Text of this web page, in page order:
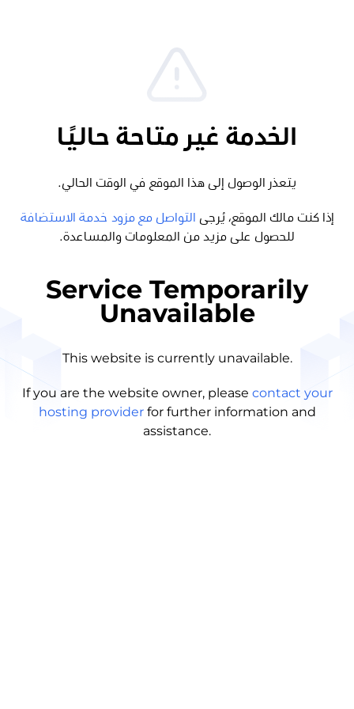
الخدمة غير متاحة حاليًا
يتعذر الوصول إلى هذا الموقع في الوقت الحالي.
إذا كنت مالك الموقع، يُرجى
التواصل مع مزود خدمة الاستضافة
للحصول على مزيد من المعلومات والمساعدة.
Service Temporarily
Unavailable
This website is currently unavailable.
If you are the website owner, please contact your
hosting provider for further information and
assistance.